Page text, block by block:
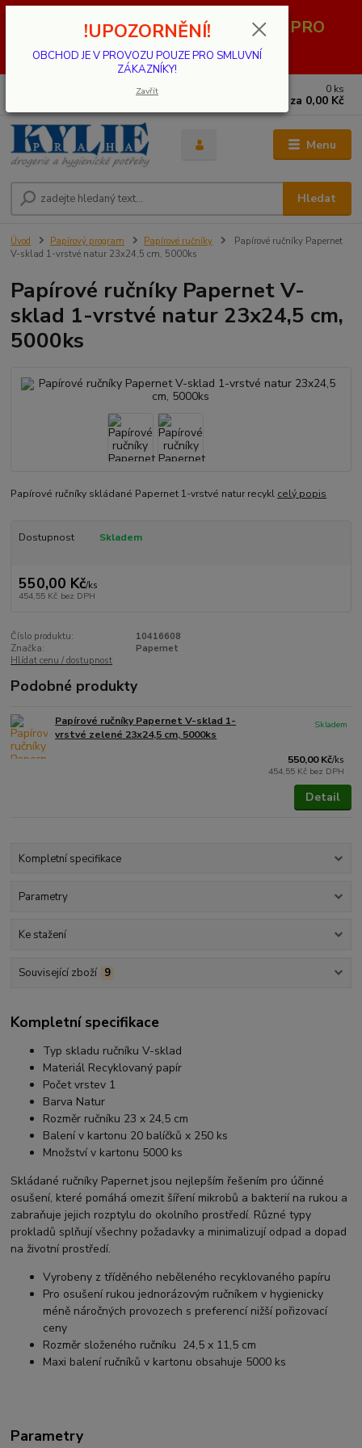
OBCHOD JE V PROVOZU POUZE PRO
SMLUVNÍ ZÁKAZNÍKY!
Menu
Hledat
0 ks
za 0,00 Kč
Úvod Papírový program Papírové ručníky
Papírové ručníky Papernet
V-sklad 1-vrstvé natur 23x24,5 cm, 5000ks
Papírové ručníky Papernet V-
sklad 1-vrstvé natur 23x24,5 cm,
5000ks
Papírové ručníky skládané Papernet 1-vrstvé natur recykl celý popis
Dostupnost Skladem
550,00 Kč/ks
454,55 Kč bez DPH
Číslo produktu:
10416608
Značka:
Papernet
Hlídat cenu / dostupnost
Podobné produkty
Papírové ručníky Papernet V-sklad 1-
vrstvé zelené 23x24,5 cm, 5000ks
550,00 Kč/ks
454,55 Kč bez DPH
Skladem
Detail
Kompletní specifikace
Parametry
Ke stažení
Související zboží 9
Kompletní specifikace
Typ skladu ručníku V-sklad
Materiál Recyklovaný papír
Počet vrstev 1
Barva Natur
Rozměr ručníku 23 x 24,5 cm
Balení v kartonu 20 balíčků x 250 ks
Množství v kartonu 5000 ks
Skládané ručníky Papernet jsou nejlepším řešením pro účinné
osušení, které pomáhá omezit šíření mikrobů a bakterií na rukou a
zabraňuje jejich rozptylu do okolního prostředí. Různé typy
prokladů splňují všechny požadavky a minimalizují odpad a dopad
na životní prostředí.
Vyrobeny z tříděného neběleného recyklovaného papíru
Pro osušení rukou jednorázovým ručníkem v hygienicky
méně náročných provozech s preferencí nižší pořizovací
ceny
Rozměr složeného ručníku 24,5 x 11,5 cm
Maxi balení ručníků v kartonu obsahuje 5000 ks
Parametry
!UPOZORNĚNÍ!
OBCHOD JE V PROVOZU POUZE PRO SMLUVNÍ
ZÁKAZNÍKY!
Zavřít